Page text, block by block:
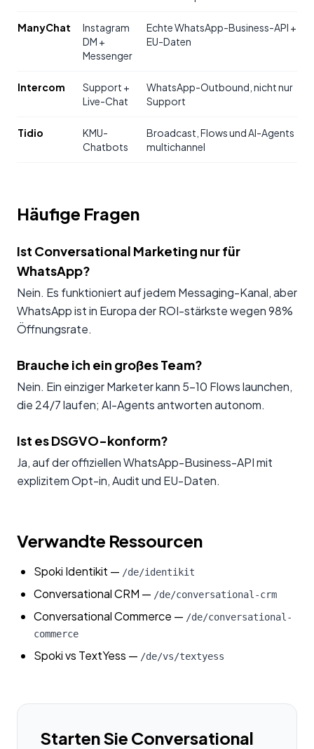
ManyChat
Instagram
DM +
Messenger
Echte WhatsApp-Business-API +
EU-Daten
Intercom
Support +
Live-Chat
WhatsApp-Outbound, nicht nur
Support
Tidio
KMU-
Chatbots
Broadcast, Flows und AI-Agents
multichannel
Häufige Fragen
Ist Conversational Marketing nur für
WhatsApp?
Nein. Es funktioniert auf jedem Messaging-Kanal, aber
WhatsApp ist in Europa der ROI-stärkste wegen 98%
Öffnungsrate.
Brauche ich ein großes Team?
Nein. Ein einziger Marketer kann 5-10 Flows launchen,
die 24/7 laufen; AI-Agents antworten autonom.
Ist es DSGVO-konform?
Ja, auf der offiziellen WhatsApp-Business-API mit
explizitem Opt-in, Audit und EU-Daten.
Verwandte Ressourcen
Spoki Identikit — /de/identikit
Conversational CRM — /de/conversational-crm
Conversational Commerce — /de/conversational-
commerce
Spoki vs TextYess — /de/vs/textyess
Starten Sie Conversational